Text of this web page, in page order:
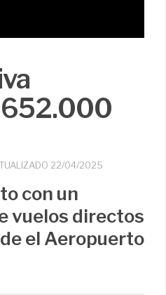
652.000
22/04/2025
con un
vuelos directos
el Aeropuerto